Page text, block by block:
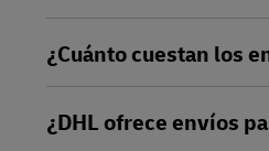
¿Cuánto cuestan los
¿DHL ofrece envíos